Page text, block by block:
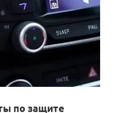
по защите